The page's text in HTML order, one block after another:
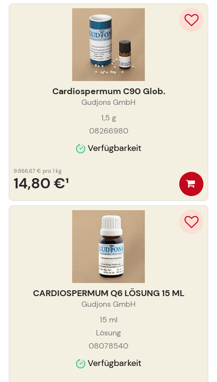
Cardiospermum C90 Glob.
Gudjons GmbH
1,5 g
08266980
Verfügbarkeit
14,80 €¹
9.866,67 € pro 1 kg
CARDIOSPERMUM Q6 LÖSUNG 15 ML
Gudjons GmbH
15 ml
Lösung
08078540
Verfügbarkeit